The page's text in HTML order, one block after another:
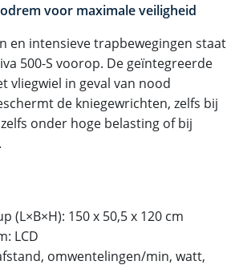
voor maximale veiligheid
en intensieve trapbewegingen staat
500-S voorop. De geïntegreerde
vliegwiel in geval van nood
de kniegewrichten, zelfs bij
onder hoge belasting of bij
(L×B×H): 150 x 50,5 x 120 cm
LCD
omwentelingen/min, watt,